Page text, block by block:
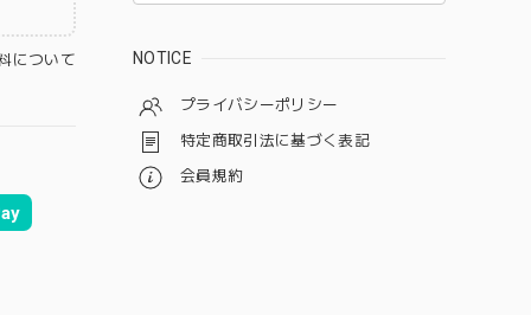
について NOTICE
プライバシーポリシー
特定商取引法に基づく表記
会員規約